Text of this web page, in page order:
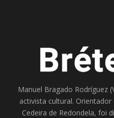
Manuel Bragado Rodríguez
activista cultural. Orientador
Cedeira de Redondela, foi